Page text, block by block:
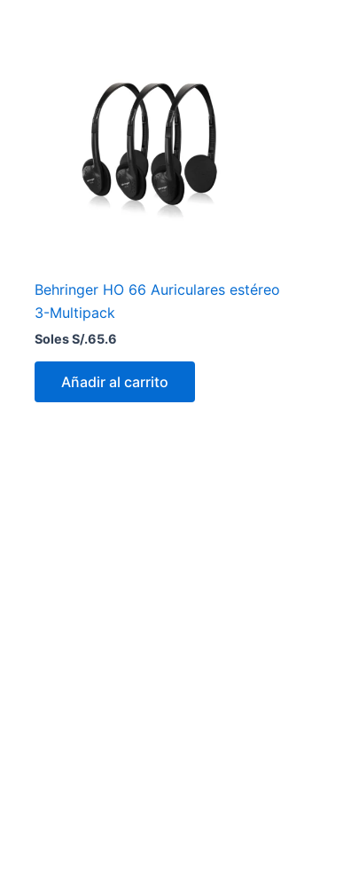
Behringer HO 66 Auriculares estéreo
3-Multipack
Soles S/.65.6
Añadir al carrito